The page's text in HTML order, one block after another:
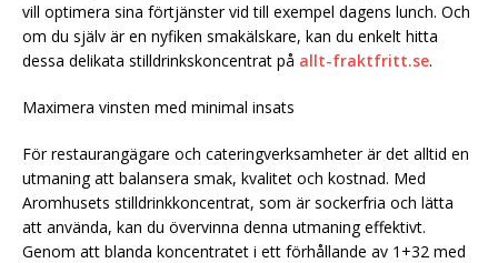
vill optimera sina förtjänster vid till exempel dagens lunch. Och
om du själv är en nyfiken smakälskare, kan du enkelt hitta
dessa delikata stilldrinkskoncentrat på allt-fraktfritt.se.
Maximera vinsten med minimal insats
För restaurangägare och cateringverksamheter är det alltid en
utmaning att balansera smak, kvalitet och kostnad. Med
Aromhusets stilldrinkkoncentrat, som är sockerfria och lätta
att använda, kan du övervinna denna utmaning effektivt.
Genom att blanda koncentratet i ett förhållande av 1+32 med